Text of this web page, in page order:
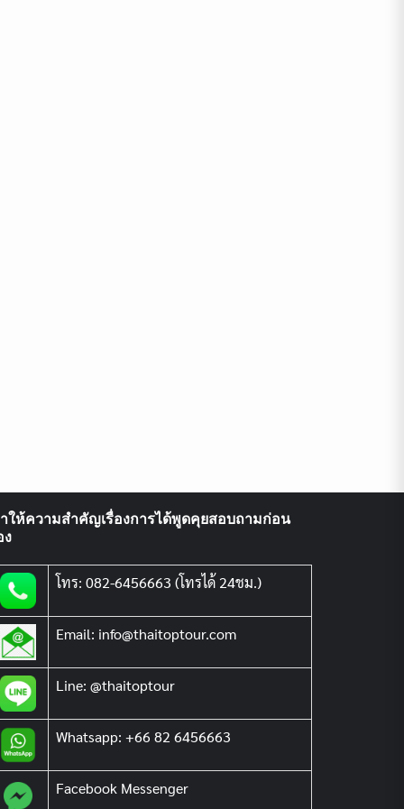
าให้ความสำคัญเรื่องการได้พูดคุยสอบถามก่อน
ง
โทร: 082-6456663 (โทรได้ 24ชม.)
Email: info@thaitoptour.com
Line: @thaitoptour
Whatsapp: +66 82 6456663
Facebook Messenger